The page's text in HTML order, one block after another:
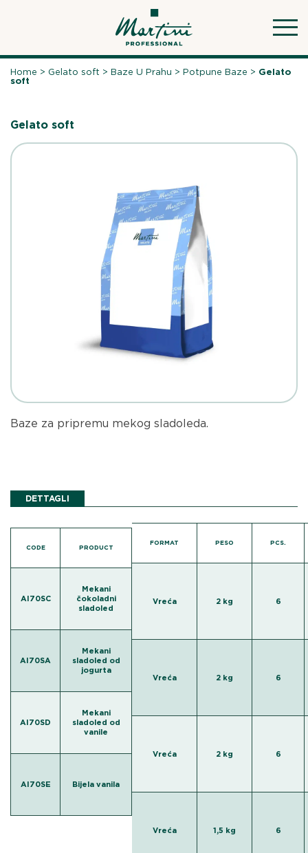
Home > Gelato soft >Baze U Prahu >Potpune Baze > Gelato
soft
Gelato soft
Baze za pripremu mekog sladoleda.
DETTAGLI
CODE PRODUCT
AI70SC
Mekani
čokoladni
sladoled
AI70SA
Mekani
sladoled od
jogurta
AI70SD
Mekani
sladoled od
vanile
AI70SE Bijela vanila
FORMAT PESO PCS.
Vreća 2 kg 6
Vreća 2 kg 6
Vreća 2 kg 6
Vreća 1,5 kg 6